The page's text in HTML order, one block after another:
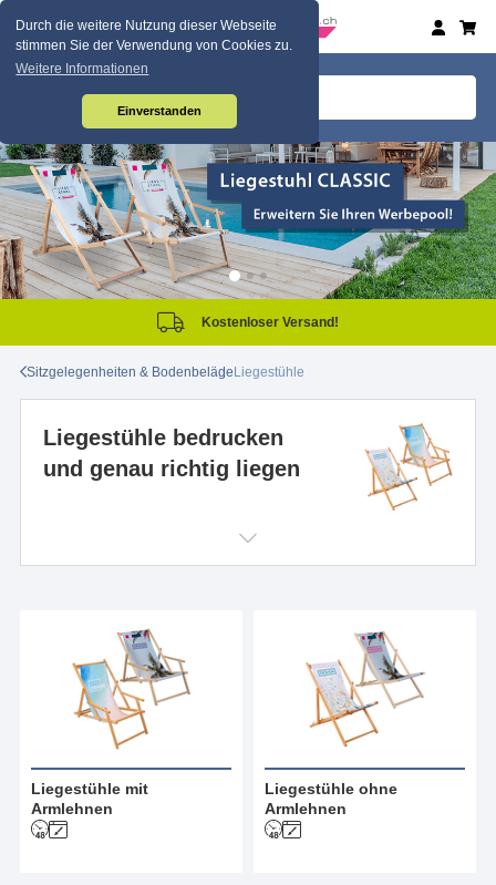
Durch die weitere Nutzung dieser Webseite
stimmen Sie der Verwendung von Cookies zu.
Weitere Informationen
Einverstanden
Kostenloser Versand!
Sitzgelegenheiten & BodenbelägeLiegestühle
Liegestühle bedrucken
und genau richtig liegen
Liegestühle mit
Armlehnen
Liegestühle ohne
Armlehnen